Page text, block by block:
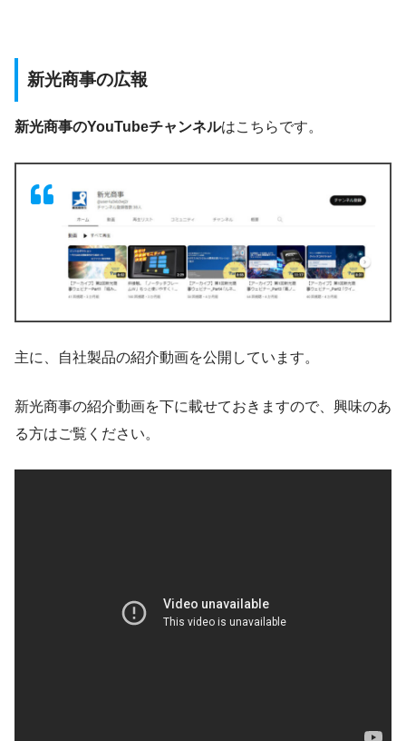
新光商事の広報
新光商事のYouTubeチャンネルはこちらです。
主に、自社製品の紹介動画を公開しています。
新光商事の紹介動画を下に載せておきますので、興味のあ
る方はご覧ください。